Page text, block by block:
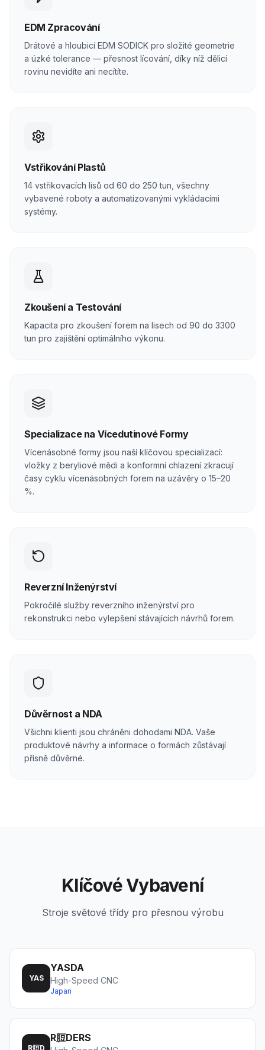
EDM Zpracování
Drátové a hloubicí EDM SODICK pro složité geometrie
a úzké tolerance — přesnost lícování, díky níž dělicí
rovinu nevidíte ani necítíte.
Vstřikování Plastů
14 vstřikovacích lisů od 60 do 250 tun, všechny
vybavené roboty a automatizovanými vykládacími
systémy.
Zkoušení a Testování
Kapacita pro zkoušení forem na lisech od 90 do 3300
tun pro zajištění optimálního výkonu.
Specializace na Vícedutinové Formy
Vícenásobné formy jsou naší klíčovou specializací:
vložky z beryliové mědi a konformní chlazení zkracují
časy cyklu vícenásobných forem na uzávěry o 15–20
%.
Reverzní Inženýrství
Pokročilé služby reverzního inženýrství pro
rekonstrukci nebo vylepšení stávajících návrhů forem.
Důvěrnost a NDA
Všichni klienti jsou chráněni dohodami NDA. Vaše
produktové návrhy a informace o formách zůstávají
přísně důvěrné.
Klíčové Vybavení
Stroje světové třídy pro přesnou výrobu
YAS
YASDA
High-Speed CNC
Japan
R脰D
R脰DERS